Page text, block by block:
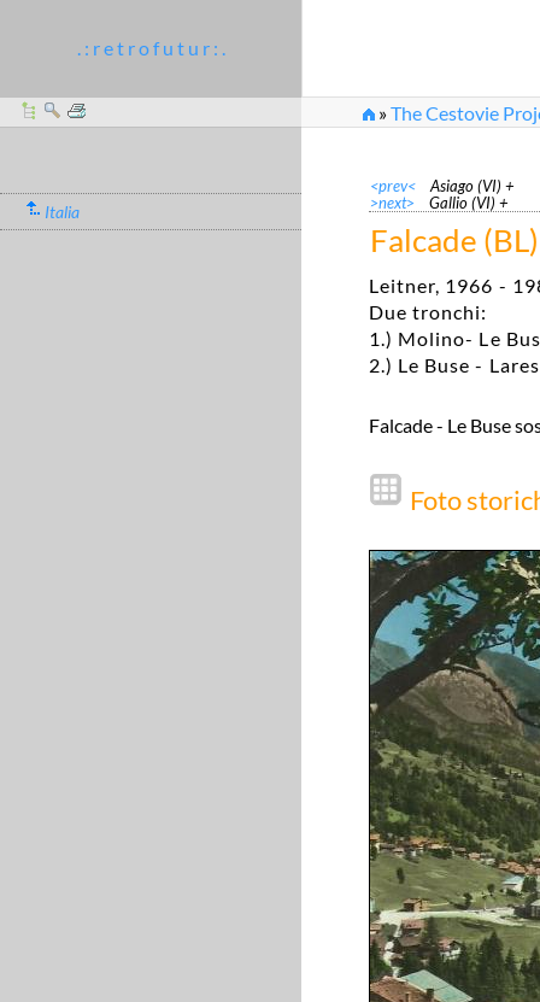
. : r e t r o f u t u r : .
»The Cestovie
Italia
<prev< Asiago (VI) +
>next> Gallio (VI) +
Falcade
Leitner, 1966 -
Due tronchi:
1.) Molino- Le
2.) Le Buse -
Falcade - Le Buse
Foto